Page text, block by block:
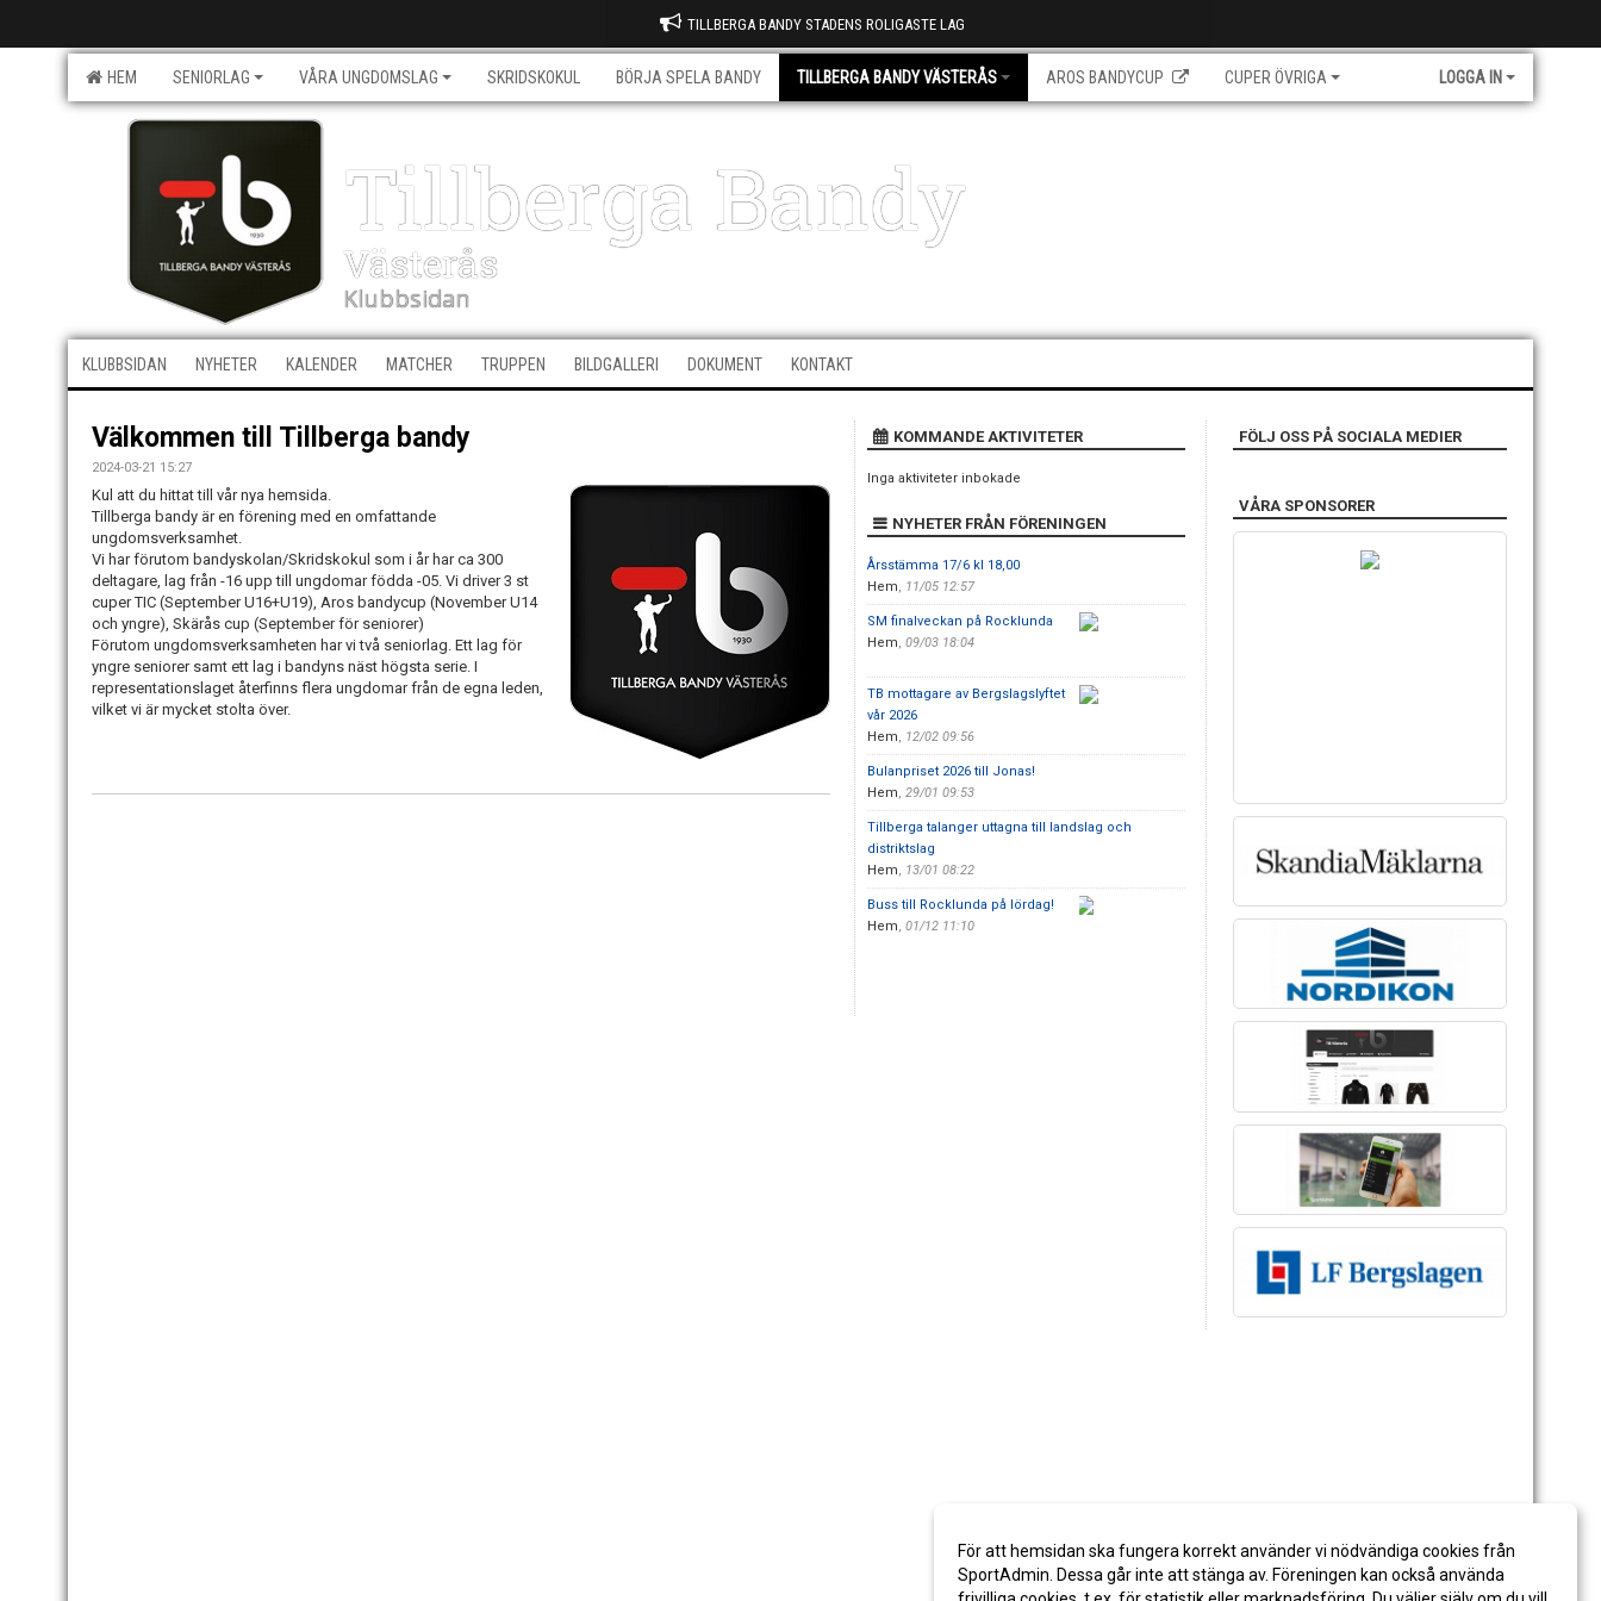
TILLBERGA BANDY STADENS ROLIGASTE LAG
HEM SENIORLAG VÅRA UNGDOMSLAG SKRIDSKOKUL BÖRJA SPELA BANDY TILLBERGA BANDY VÄSTERÅS AROS BANDYCUP CUPER ÖVRIGA LOGGA IN
Tillberga Bandy
Västerås
Klubbsidan
KLUBBSIDAN NYHETER KALENDER MATCHER TRUPPEN BILDGALLERI DOKUMENT KONTAKT
Välkommen till Tillberga bandy
2024-03-21 15:27
Kul att du hittat till vår nya hemsida.
Tillberga bandy är en förening med en omfattande
ungdomsverksamhet.
Vi har förutom bandyskolan/Skridskokul som i år har ca 300
deltagare, lag från -16 upp till ungdomar födda -05. Vi driver 3 st
cuper TIC (September U16+U19), Aros bandycup (November U14
och yngre), Skärås cup (September för seniorer)
Förutom ungdomsverksamheten har vi två seniorlag. Ett lag för
yngre seniorer samt ett lag i bandyns näst högsta serie. I
representationslaget återfinns flera ungdomar från de egna leden,
vilket vi är mycket stolta över.
KOMMANDE AKTIVITETER
Inga aktiviteter inbokade
NYHETER FRÅN FÖRENINGEN
Årsstämma 17/6 kl 18,00
Hem, 11/05 12:57
SM finalveckan på Rocklunda
Hem, 09/03 18:04
TB mottagare av Bergslagslyftet
vår 2026
Hem, 12/02 09:56
Bulanpriset 2026 till Jonas!
Hem, 29/01 09:53
Tillberga talanger uttagna till landslag och
distriktslag
Hem, 13/01 08:22
Buss till Rocklunda på lördag!
Hem, 01/12 11:10
FÖLJ OSS PÅ SOCIALA MEDIER
VÅRA SPONSORER
För att hemsidan ska fungera korrekt använder vi nödvändiga cookies från
SportAdmin. Dessa går inte att stänga av. Föreningen kan också använda